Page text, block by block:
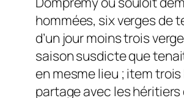
hommées, six verges de
d’un jour moins trois
saison susdicte que
en mesme lieu ; item
partage avec les